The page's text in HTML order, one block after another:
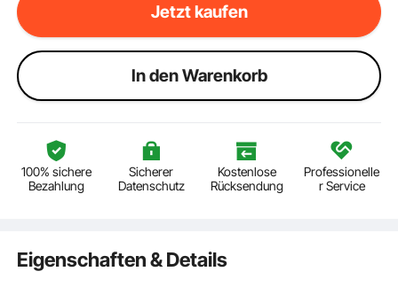
Jetzt kaufen
ln den Warenkorb
100% sichere
Bezahlung
Sicherer
Datenschutz
Kostenlose
Rücksendung
Professionelle
r Service
Eigenschaften & Details